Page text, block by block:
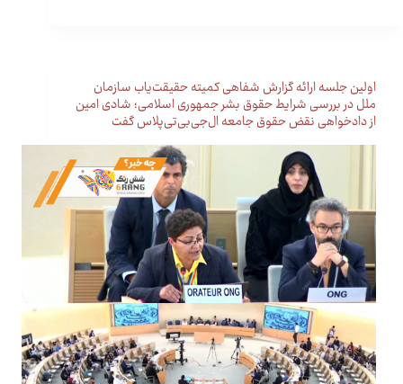
اولین جلسه ارائه گزارش شفاهی کمیته حقیقت‌یاب سازمان
ملل در بررسی شرایط حقوق بشر جمهوری اسلامی؛ شادی امین
از دادخواهی نقض حقوق جامعه ال‌جی‌بی‌تی‌پلاس گفت